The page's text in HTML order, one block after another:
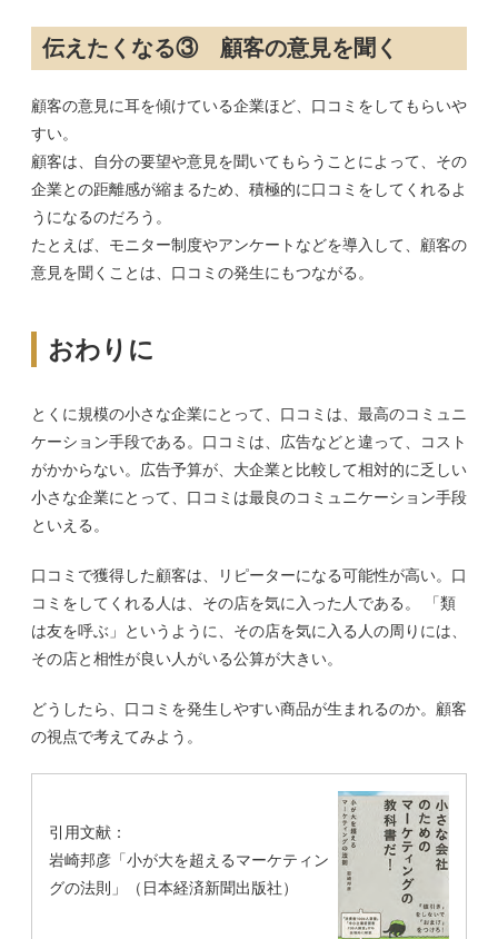
伝えたくなる③ 顧客の意見を聞く
顧客の意見に耳を傾けている企業ほど、口コミをしてもらいや
すい。
顧客は、自分の要望や意見を聞いてもらうことによって、その
企業との距離感が縮まるため、積極的に口コミをしてくれるよ
うになるのだろう。
たとえば、モニター制度やアンケートなどを導入して、顧客の
意見を聞くことは、口コミの発生にもつながる。
おわりに
とくに規模の小さな企業にとって、口コミは、最高のコミュニ
ケーション手段である。口コミは、広告などと違って、コスト
がかからない。広告予算が、大企業と比較して相対的に乏しい
小さな企業にとって、口コミは最良のコミュニケーション手段
といえる。
口コミで獲得した顧客は、リピーターになる可能性が高い。口
コミをしてくれる人は、その店を気に入った人である。 「類
は友を呼ぶ」というように、その店を気に入る人の周りには、
その店と相性が良い人がいる公算が大きい。
どうしたら、口コミを発生しやすい商品が生まれるのか。顧客
の視点で考えてみよう。
引用文献：
岩崎邦彦「小が大を超えるマーケティン
グの法則」（日本経済新聞出版社）